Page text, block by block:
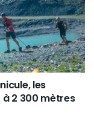
les
2 300 mètres